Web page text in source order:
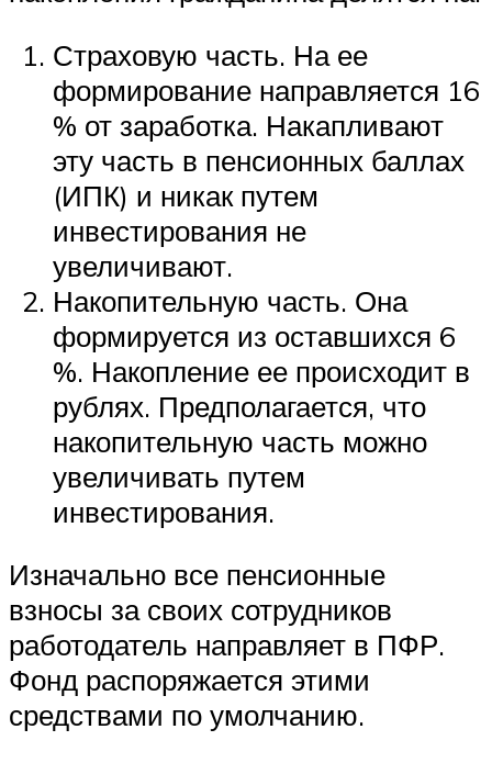
Страховую часть. На ее
формирование направляется 16
% от заработка. Накапливают
эту часть в пенсионных баллах
(ИПК) и никак путем
инвестирования не
увеличивают.
Накопительную часть. Она
формируется из оставшихся 6
%. Накопление ее происходит в
рублях. Предполагается, что
накопительную часть можно
увеличивать путем
инвестирования.
Изначально все пенсионные
взносы за своих сотрудников
работодатель направляет в ПФР.
Фонд распоряжается этими
средствами по умолчанию.